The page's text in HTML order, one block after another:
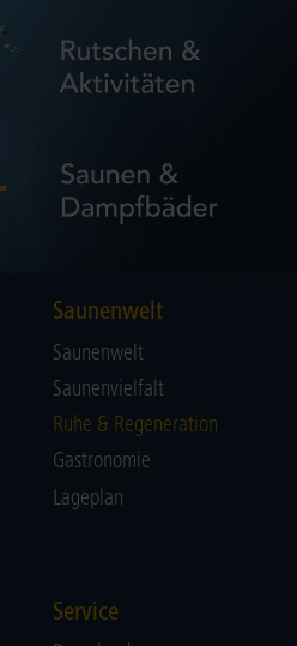
Saunenwelt
Saunenwelt
Saunenvielfalt
Ruhe & Regeneration
Gastronomie
Lageplan
Service